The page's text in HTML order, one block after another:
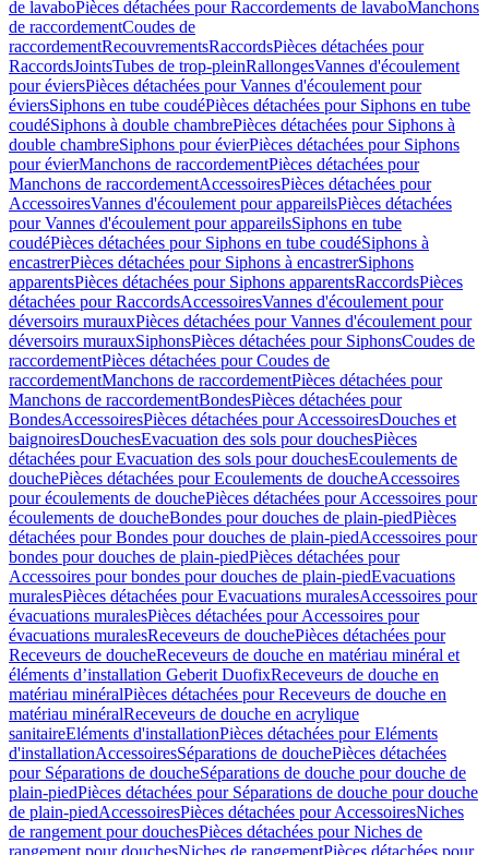
de lavaboPièces détachées pour Raccordements de lavaboManchons
de raccordementCoudes de
raccordementRecouvrementsRaccordsPièces détachées pour
RaccordsJointsTubes de trop-pleinRallongesVannes d'écoulement
pour éviersPièces détachées pour Vannes d'écoulement pour
éviersSiphons en tube coudéPièces détachées pour Siphons en tube
coudéSiphons à double chambrePièces détachées pour Siphons à
double chambreSiphons pour évierPièces détachées pour Siphons
pour évierManchons de raccordementPièces détachées pour
Manchons de raccordementAccessoiresPièces détachées pour
AccessoiresVannes d'écoulement pour appareilsPièces détachées
pour Vannes d'écoulement pour appareilsSiphons en tube
coudéPièces détachées pour Siphons en tube coudéSiphons à
encastrerPièces détachées pour Siphons à encastrerSiphons
apparentsPièces détachées pour Siphons apparentsRaccordsPièces
détachées pour RaccordsAccessoiresVannes d'écoulement pour
déversoirs murauxPièces détachées pour Vannes d'écoulement pour
déversoirs murauxSiphonsPièces détachées pour SiphonsCoudes de
raccordementPièces détachées pour Coudes de
raccordementManchons de raccordementPièces détachées pour
Manchons de raccordementBondesPièces détachées pour
BondesAccessoiresPièces détachées pour AccessoiresDouches et
baignoiresDouchesEvacuation des sols pour douchesPièces
détachées pour Evacuation des sols pour douchesEcoulements de
douchePièces détachées pour Ecoulements de doucheAccessoires
pour écoulements de douchePièces détachées pour Accessoires pour
écoulements de doucheBondes pour douches de plain-piedPièces
détachées pour Bondes pour douches de plain-piedAccessoires pour
bondes pour douches de plain-piedPièces détachées pour
Accessoires pour bondes pour douches de plain-piedEvacuations
muralesPièces détachées pour Evacuations muralesAccessoires pour
évacuations muralesPièces détachées pour Accessoires pour
évacuations muralesReceveurs de douchePièces détachées pour
Receveurs de doucheReceveurs de douche en matériau minéral et
éléments d’installation Geberit DuofixReceveurs de douche en
matériau minéralPièces détachées pour Receveurs de douche en
matériau minéralReceveurs de douche en acrylique
sanitaireEléments d'installationPièces détachées pour Eléments
d'installationAccessoiresSéparations de douchePièces détachées
pour Séparations de doucheSéparations de douche pour douche de
plain-piedPièces détachées pour Séparations de douche pour douche
de plain-piedAccessoiresPièces détachées pour AccessoiresNiches
de rangement pour douchesPièces détachées pour Niches de
rangement pour douchesNiches de rangementPièces détachées pour